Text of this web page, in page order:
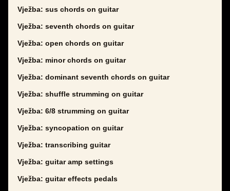
Vježba: sus chords on guitar
Vježba: seventh chords on guitar
Vježba: open chords on guitar
Vježba: minor chords on guitar
Vježba: dominant seventh chords on guitar
Vježba: shuffle strumming on guitar
Vježba: 6/8 strumming on guitar
Vježba: syncopation on guitar
Vježba: transcribing guitar
Vježba: guitar amp settings
Vježba: guitar effects pedals